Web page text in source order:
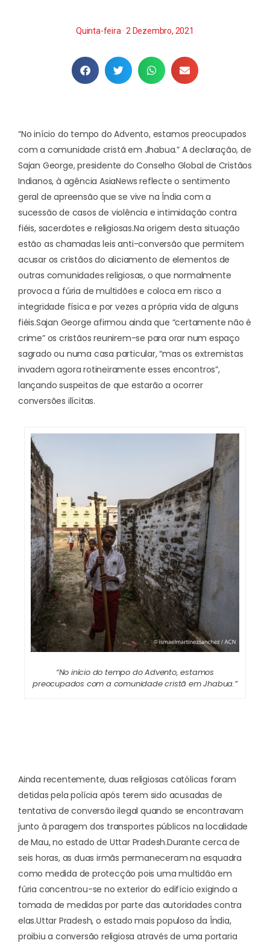
Quinta-feira · 2 Dezembro, 2021
“No início do tempo do Advento, estamos preocupados
com a comunidade cristã em Jhabua.” A declaração, de
Sajan George, presidente do Conselho Global de Cristãos
Indianos, à agência AsiaNews reflecte o sentimento
geral de apreensão que se vive na Índia com a
sucessão de casos de violência e intimidação contra
fiéis, sacerdotes e religiosas.Na origem desta situação
estão as chamadas leis anti-conversão que permitem
acusar os cristãos do aliciamento de elementos de
outras comunidades religiosas, o que normalmente
provoca a fúria de multidões e coloca em risco a
integridade física e por vezes a própria vida de alguns
fiéis.Sajan George afirmou ainda que “certamente não é
crime” os cristãos reunirem-se para orar num espaço
sagrado ou numa casa particular, “mas os extremistas
invadem agora rotineiramente esses encontros”,
lançando suspeitas de que estarão a ocorrer
conversões ilícitas.
“No início do tempo do Advento, estamos
preocupados com a comunidade cristã em Jhabua.”
Ainda recentemente, duas religiosas católicas foram
detidas pela polícia após terem sido acusadas de
tentativa de conversão ilegal quando se encontravam
junto à paragem dos transportes públicos na localidade
de Mau, no estado de Uttar Pradesh.Durante cerca de
seis horas, as duas irmãs permaneceram na esquadra
como medida de protecção pois uma multidão em
fúria concentrou-se no exterior do edifício exigindo a
tomada de medidas por parte das autoridades contra
elas.Uttar Pradesh, o estado mais populoso da Índia,
proibiu a conversão religiosa através de uma portaria